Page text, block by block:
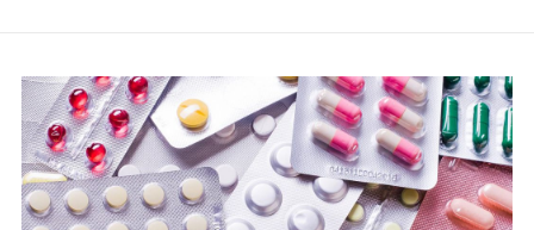
PRAXIS
GESUNDHEIT
ALTERNATIVMEDIZIN
ÄSTHETIK